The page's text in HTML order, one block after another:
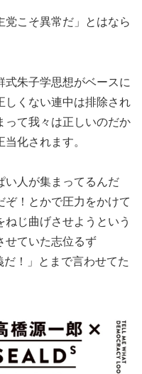
党こそ異常だ」とはなら
式朱子学思想がベースに
しくない連中は排除され
って我々は正しいのだか
化されます。
い人が集まってるんだ
ぞ！とかで圧力をかけて
じ曲げさせようという
せていた志位るず
だ！」とまで言わせてた